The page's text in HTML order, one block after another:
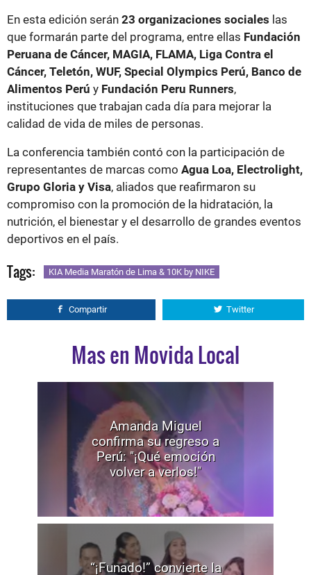
En esta edición serán 23 organizaciones sociales las
que formarán parte del programa, entre ellas Fundación
Peruana de Cáncer, MAGIA, FLAMA, Liga Contra el
Cáncer, Teletón, WUF, Special Olympics Perú, Banco de
Alimentos Perú y Fundación Peru Runners,
instituciones que trabajan cada día para mejorar la
calidad de vida de miles de personas.
La conferencia también contó con la participación de
representantes de marcas como Agua Loa, Electrolight,
Grupo Gloria y Visa, aliados que reafirmaron su
compromiso con la promoción de la hidratación, la
nutrición, el bienestar y el desarrollo de grandes eventos
deportivos en el país.
Tags: KIA Media Maratón de Lima & 10K by NIKE
Compartir Twitter
Mas en Movida Local
Amanda Miguel
confirma su regreso a
Perú: "¡Qué emoción
volver a verlos!"
“¡Funado!” convierte la